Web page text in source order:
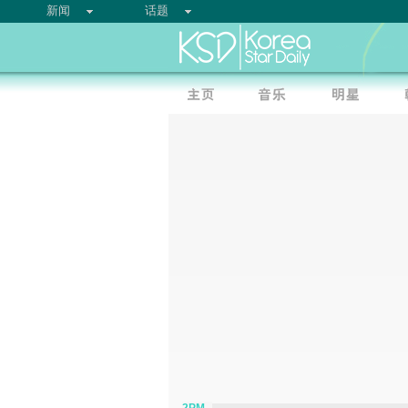
新闻 话题